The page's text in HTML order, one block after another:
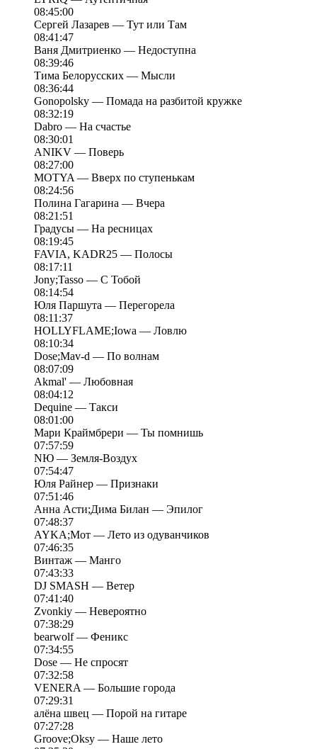
08:45:00
Сергей Лазарев — Тут или Там
08:41:47
Ваня Дмитриенко — Недоступна
08:39:46
Тима Белорусских — Мысли
08:36:44
Gonopolsky — Помада на разбитой кружке
08:32:19
Dabro — На счастье
08:30:01
ANIKV — Поверь
08:27:00
MOTYA — Вверх по ступенькам
08:24:56
Полина Гагарина — Вчера
08:21:51
Градусы — На ресницах
08:19:45
FAVIA, KADR25 — Полосы
08:17:11
Jony;Tasso — С Тобой
08:14:54
Юля Паршута — Перегорела
08:11:37
HOLLYFLAME;Iowa — Ловлю
08:10:34
Dose;Mav-d — По волнам
08:07:09
Akmal' — Любовная
08:04:12
Dequine — Такси
08:01:00
Мари Краймбрери — Ты помнишь
07:57:59
NЮ — Земля-Воздух
07:54:47
Юля Райнер — Признаки
07:51:46
Анна Асти;Дима Билан — Эпилог
07:48:37
AYKA;Мот — Лето из одуванчиков
07:46:35
Винтаж — Манго
07:43:33
DJ SMASH — Ветер
07:41:40
Zvonkiy — Невероятно
07:38:29
bearwolf — Феникс
07:34:55
Dose — Не спросят
07:32:58
VENERA — Большие города
07:29:31
алёна швец — Порой на гитаре
07:27:28
Groove;Oksy — Наше лето